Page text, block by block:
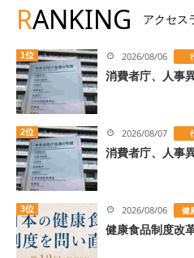
RANKING アクセス
1位 2026/08/06
消費者庁、人事
2位 2026/08/07
消費者庁、人事
3位 2026/08/06 健
健康食品制度改